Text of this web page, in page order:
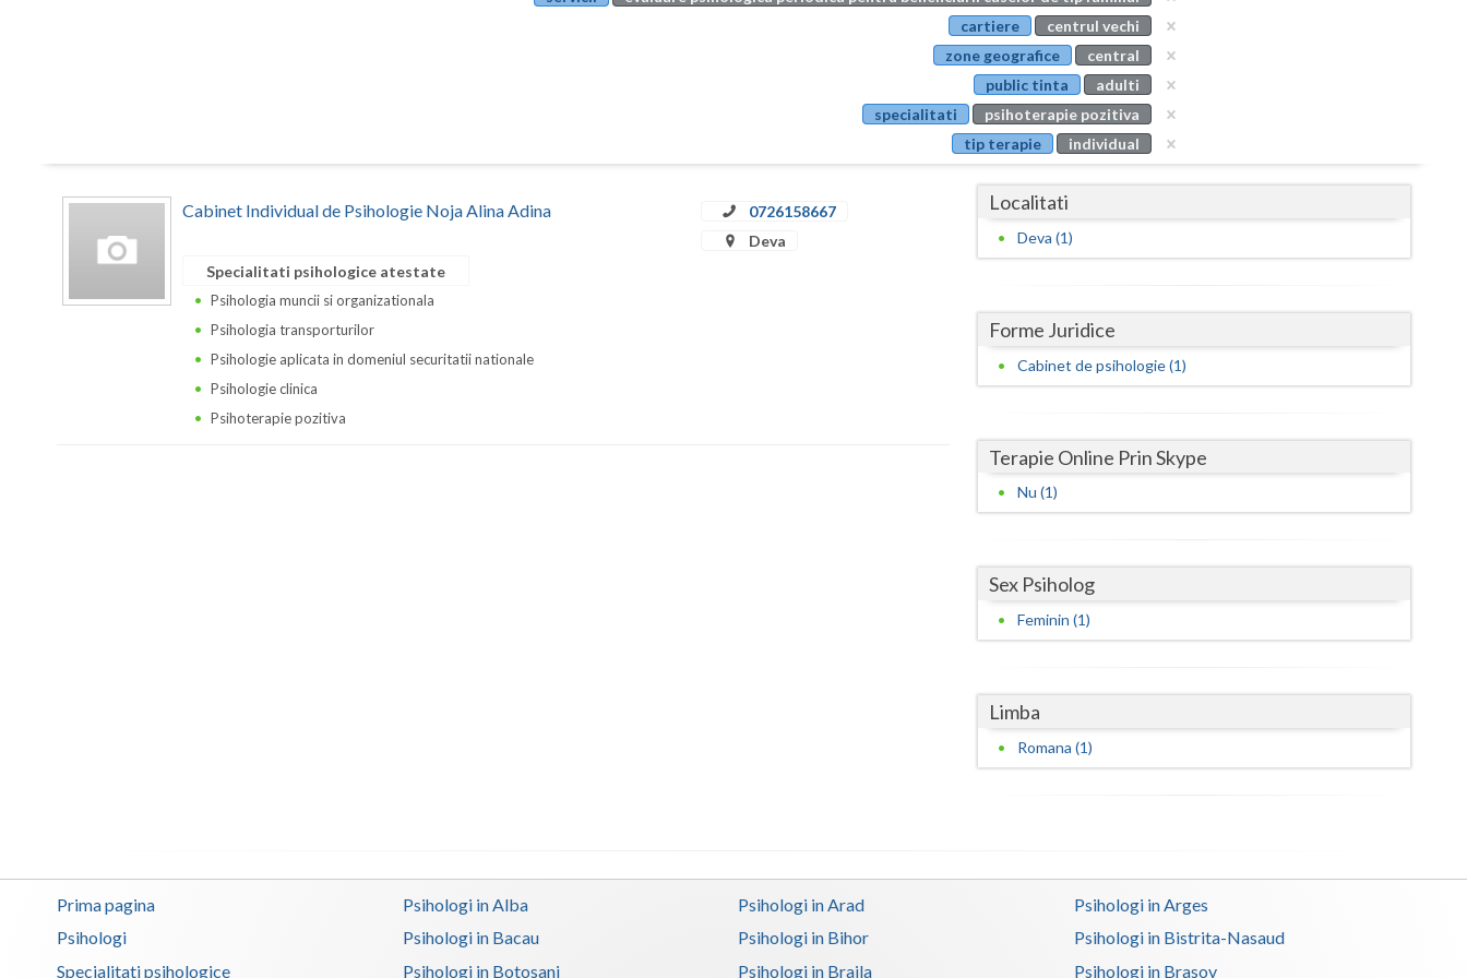
Buzau
Calarasi
Caras-Severin
Cluj
Constanta
Galati
Gorj
Olt
Prahova
Salaj
cartiere
centrul vechi
zone geografice
central
public tinta
adulti
specialitati
psihoterapie pozitiva
tip terapie
individual
Cabinet Individual de Psihologie Noja Alina Adina
0726158667
Deva
Specialitati psihologice atestate
Psihologia muncii si organizationala
Psihologia transporturilor
Psihologie aplicata in domeniul securitatii nationale
Psihologie clinica
Psihoterapie pozitiva
Localitati
Deva (1)
Forme Juridice
Cabinet de psihologie (1)
Terapie Online Prin Skype
Nu (1)
Sex Psiholog
Feminin (1)
Limba
Romana (1)
Prima pagina
Psihologi
Specialitati psihologice
Psihologi in Alba Psihologi in Arad
Psihologi in Arges
Psihologi in Bacau
Psihologi in Bihor
Psihologi in Bistrita-Nasaud
Psihologi in Botosani
Psihologi in Braila Psihologi in Brasov